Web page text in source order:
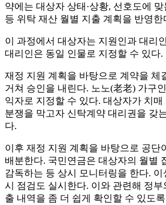
약에는 대상자 상태·상황, 선호도에 맞
등 위탁 재산 월별 지출 계획을 반영한
이 과정에서 대상자는 지원인과 대리
대리인은 동일 인물로 지정할 수 있다.
재정 지원 계획을 바탕으로 계약을 체
거쳐 승인을 내린다. 노노(老老) 가구
익자로 지정할 수 있다. 대상자가 치
분쟁을 막고자 신탁계약 대리권을 갖
다.
이후 재정 지원 계획을 바탕으로 공단
배분한다. 국민연금은 대상자의 월별
감독하는 등 상시 모니터링을 한다.
시 점검도 실시한다. 이와 관련해 정부
출 내역을 좀 더 쉽게 확인할 수 있도